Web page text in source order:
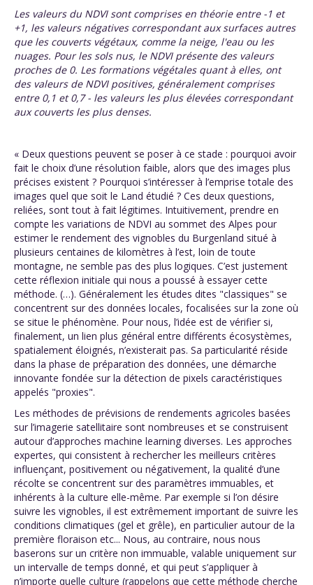
Les valeurs du NDVI sont comprises en théorie entre -1 et
+1, les valeurs négatives correspondant aux surfaces autres
que les couverts végétaux, comme la neige, l'eau ou les
nuages. Pour les sols nus, le NDVI présente des valeurs
proches de 0. Les formations végétales quant à elles, ont
des valeurs de NDVI positives, généralement comprises
entre 0,1 et 0,7 - les valeurs les plus élevées correspondant
aux couverts les plus denses.
« Deux questions peuvent se poser à ce stade : pourquoi avoir
fait le choix d’une résolution faible, alors que des images plus
précises existent ? Pourquoi s’intéresser à l’emprise totale des
images quel que soit le Land étudié ? Ces deux questions,
reliées, sont tout à fait légitimes. Intuitivement, prendre en
compte les variations de NDVI au sommet des Alpes pour
estimer le rendement des vignobles du Burgenland situé à
plusieurs centaines de kilomètres à l’est, loin de toute
montagne, ne semble pas des plus logiques. C’est justement
cette réflexion initiale qui nous a poussé à essayer cette
méthode. (…). Généralement les études dites "classiques" se
concentrent sur des données locales, focalisées sur la zone où
se situe le phénomène. Pour nous, l’idée est de vérifier si,
finalement, un lien plus général entre différents écosystèmes,
spatialement éloignés, n’existerait pas. Sa particularité réside
dans la phase de préparation des données, une démarche
innovante fondée sur la détection de pixels caractéristiques
appelés "proxies".
Les méthodes de prévisions de rendements agricoles basées
sur l’imagerie satellitaire sont nombreuses et se construisent
autour d’approches machine learning diverses. Les approches
expertes, qui consistent à rechercher les meilleurs critères
influençant, positivement ou négativement, la qualité d’une
récolte se concentrent sur des paramètres immuables, et
inhérents à la culture elle-même. Par exemple si l’on désire
suivre les vignobles, il est extrêmement important de suivre les
conditions climatiques (gel et grêle), en particulier autour de la
première floraison etc... Nous, au contraire, nous nous
baserons sur un critère non immuable, valable uniquement sur
un intervalle de temps donné, et qui peut s’appliquer à
n’importe quelle culture (rappelons que cette méthode cherche